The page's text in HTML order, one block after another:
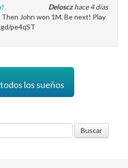
Delosczhace 4 días
Then John won 1M. Be next! Play
pe4qST
los sueños